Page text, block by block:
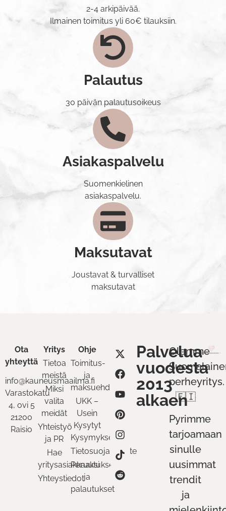
2-4 arkipäivää.
Ilmainen toimitus yli 60€ tilauksiin.
Palautus
30 päivän palautusoikeus
Asiakaspalvelu
Suomenkielinen
asiakaspalvelu.
Maksutavat
Joustavat & turvalliset
maksutavat
Ota
yhteyttä
info@kauneusmaailma.fi
Varastokatu
4, ovi 5
21200
Raisio
Yritys
Tietoa
meistä
Miksi
valita
meidät
Yhteistyö
ja PR
Hae
yritysasiakkaaksi
Yhteystiedot
Ohje
Toimitus-
ja
maksuehdot
UKK –
Usein
Kysytyt
Kysymykset
Tietosuojaseloste
Peruutukset
ja
palautukset
Palvelua
vuodesta
2013
alkaen
Olemme
perheyritys.
🇫🇮
Pyrimme
tarjoamaan
sinulle
uusimmat
trendit
ja